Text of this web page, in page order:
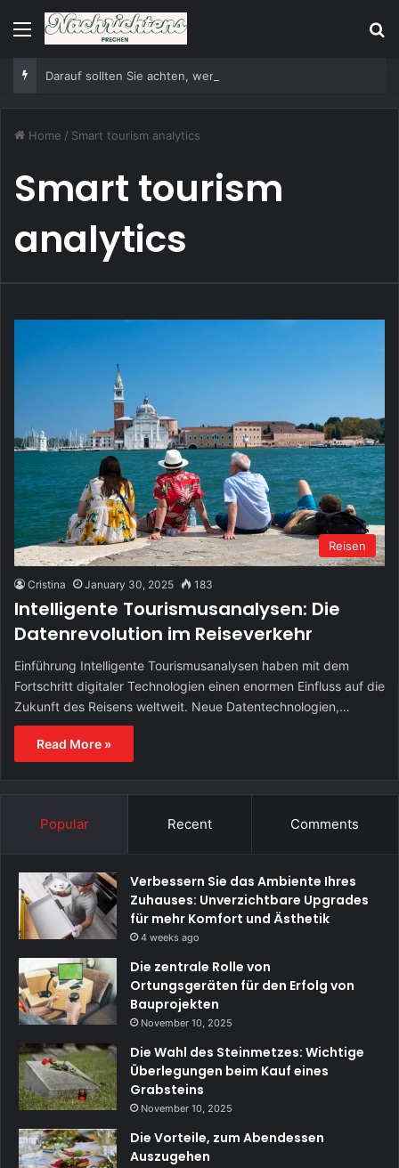
Menu
Home / Smart tourism analytics
Smart tourism
analytics
Reisen
Cristina January 30, 2025 183
Intelligente Tourismusanalysen: Die
Datenrevolution im Reiseverkehr
Einführung Intelligente Tourismusanalysen haben mit dem
Fortschritt digitaler Technologien einen enormen Einfluss auf die
Zukunft des Reisens weltweit. Neue Datentechnologien,…
Read More »
Popular Recent Comments
Verbessern Sie das Ambiente Ihres
Zuhauses: Unverzichtbare Upgrades
für mehr Komfort und Ästhetik
4 weeks ago
Die zentrale Rolle von
Ortungsgeräten für den Erfolg von
Bauprojekten
November 10, 2025
Die Wahl des Steinmetzes: Wichtige
Überlegungen beim Kauf eines
Grabsteins
November 10, 2025
Die Vorteile, zum Abendessen
Auszugehen